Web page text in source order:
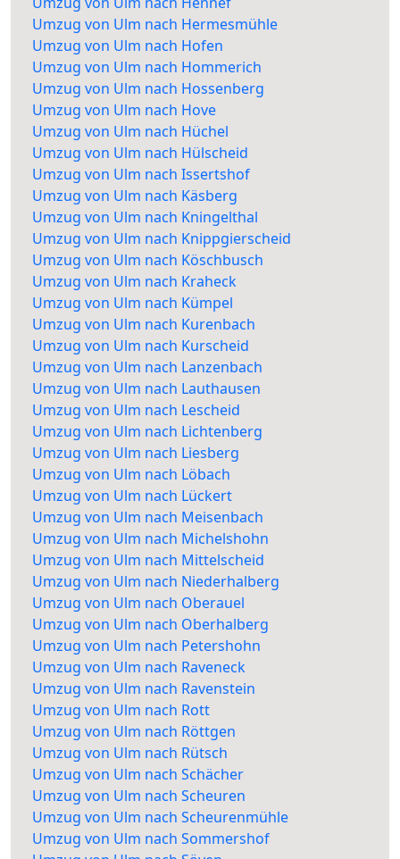
Umzug von Ulm nach Hermesmühle
Umzug von Ulm nach Hofen
Umzug von Ulm nach Hommerich
Umzug von Ulm nach Hossenberg
Umzug von Ulm nach Hove
Umzug von Ulm nach Hüchel
Umzug von Ulm nach Hülscheid
Umzug von Ulm nach Issertshof
Umzug von Ulm nach Käsberg
Umzug von Ulm nach Kningelthal
Umzug von Ulm nach Knippgierscheid
Umzug von Ulm nach Köschbusch
Umzug von Ulm nach Kraheck
Umzug von Ulm nach Kümpel
Umzug von Ulm nach Kurenbach
Umzug von Ulm nach Kurscheid
Umzug von Ulm nach Lanzenbach
Umzug von Ulm nach Lauthausen
Umzug von Ulm nach Lescheid
Umzug von Ulm nach Lichtenberg
Umzug von Ulm nach Liesberg
Umzug von Ulm nach Löbach
Umzug von Ulm nach Lückert
Umzug von Ulm nach Meisenbach
Umzug von Ulm nach Michelshohn
Umzug von Ulm nach Mittelscheid
Umzug von Ulm nach Niederhalberg
Umzug von Ulm nach Oberauel
Umzug von Ulm nach Oberhalberg
Umzug von Ulm nach Petershohn
Umzug von Ulm nach Raveneck
Umzug von Ulm nach Ravenstein
Umzug von Ulm nach Rott
Umzug von Ulm nach Röttgen
Umzug von Ulm nach Rütsch
Umzug von Ulm nach Schächer
Umzug von Ulm nach Scheuren
Umzug von Ulm nach Scheurenmühle
Umzug von Ulm nach Sommershof